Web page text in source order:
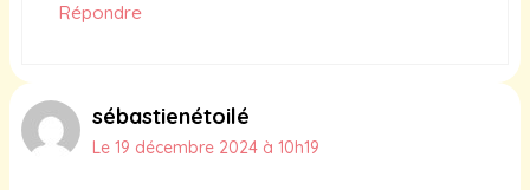
Répondre
sébastienétoilé
Le 19 décembre 2024 à 10h19